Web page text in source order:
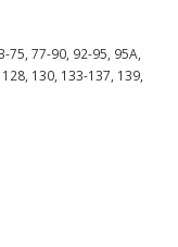
75, 77-90, 92-95, 95А,
130, 133-137, 139,